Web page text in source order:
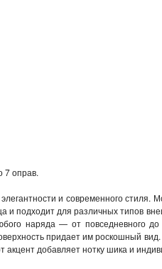
7 оправ.
и современного
и подходит для различных типов
наряда — от повседневного
придает им роскошный
добавляет нотку шика и